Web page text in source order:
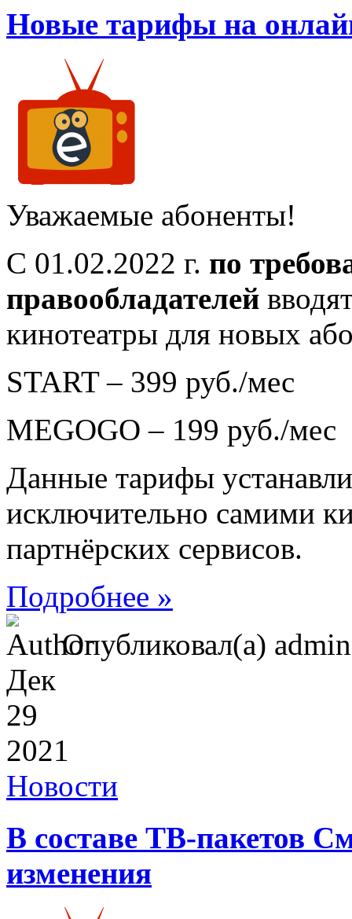
Новые тарифы на
Уважаемые абоненты!
С 01.02.2022 г. по
правообладателей
кинотеатры для новых
START – 399 руб./мес
MEGOGO – 199 руб./мес
Данные тарифы
исключительно самими
партнёрских сервисов.
Подробнее »
Опубликовал(а)
Дек
29
2021
Новости
В составе ТВ-пакетов
изменения